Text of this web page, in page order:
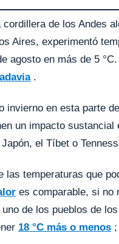
cordillera de los Andes
Aires, experimentó
agosto en más de 5
.
invierno en esta parte
un impacto
el Tíbet o
las temperaturas que
es comparable, si
de los pueblos de
18 °C más o menos